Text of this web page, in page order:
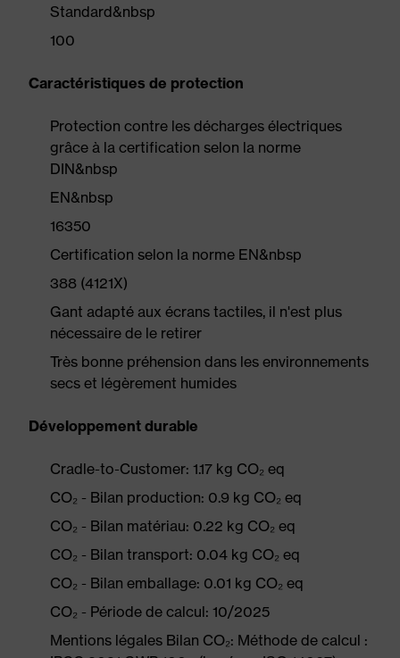
Standard&nbsp
100
Caractéristiques de protection
Protection contre les décharges électriques
grâce à la certification selon la norme
DIN&nbsp
EN&nbsp
16350
Certification selon la norme EN&nbsp
388 (4121X)
Gant adapté aux écrans tactiles, il n'est plus
nécessaire de le retirer
Très bonne préhension dans les environnements
secs et légèrement humides
Développement durable
Cradle-to-Customer: 1.17 kg CO₂ eq
CO₂ - Bilan production: 0.9 kg CO₂ eq
CO₂ - Bilan matériau: 0.22 kg CO₂ eq
CO₂ - Bilan transport: 0.04 kg CO₂ eq
CO₂ - Bilan emballage: 0.01 kg CO₂ eq
CO₂ - Période de calcul: 10/2025
Mentions légales Bilan CO₂: Méthode de calcul :